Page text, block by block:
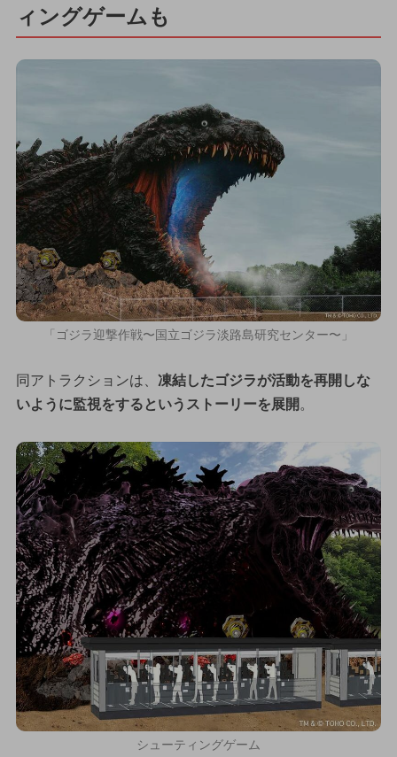
ィングゲームも
「ゴジラ迎撃作戦〜国立ゴジラ淡路島研究センター〜」
同アトラクションは、 凍結したゴジラが活動を再開しな
いように監視をするというストーリーを展開 。
シューティングゲーム